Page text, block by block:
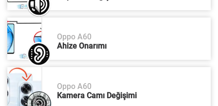
Oppo A60
Ahize Onarımı
Oppo A60
Kamera Camı Değişimi